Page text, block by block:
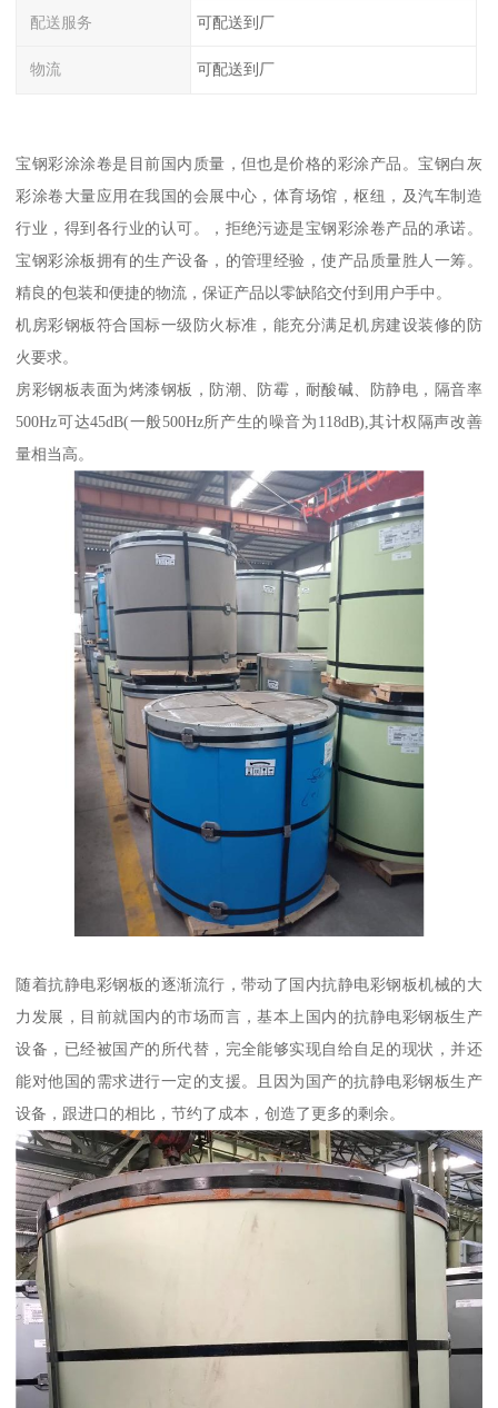
配送服务 可配送到厂
物流 可配送到厂
宝钢彩涂涂卷是目前国内质量，但也是价格的彩涂产品。宝钢白灰
彩涂卷大量应用在我国的会展中心，体育场馆，枢纽，及汽车制造
行业，得到各行业的认可。，拒绝污迹是宝钢彩涂卷产品的承诺。
宝钢彩涂板拥有的生产设备，的管理经验，使产品质量胜人一筹。
精良的包装和便捷的物流，保证产品以零缺陷交付到用户手中。
机房彩钢板符合国标一级防火标准，能充分满足机房建设装修的防
火要求。
房彩钢板表面为烤漆钢板，防潮、防霉，耐酸碱、防静电，隔音率
500Hz可达45dB(一般500Hz所产生的噪音为118dB),其计权隔声改善
量相当高。
随着抗静电彩钢板的逐渐流行，带动了国内抗静电彩钢板机械的大
力发展，目前就国内的市场而言，基本上国内的抗静电彩钢板生产
设备，已经被国产的所代替，完全能够实现自给自足的现状，并还
能对他国的需求进行一定的支援。且因为国产的抗静电彩钢板生产
设备，跟进口的相比，节约了成本，创造了更多的剩余。